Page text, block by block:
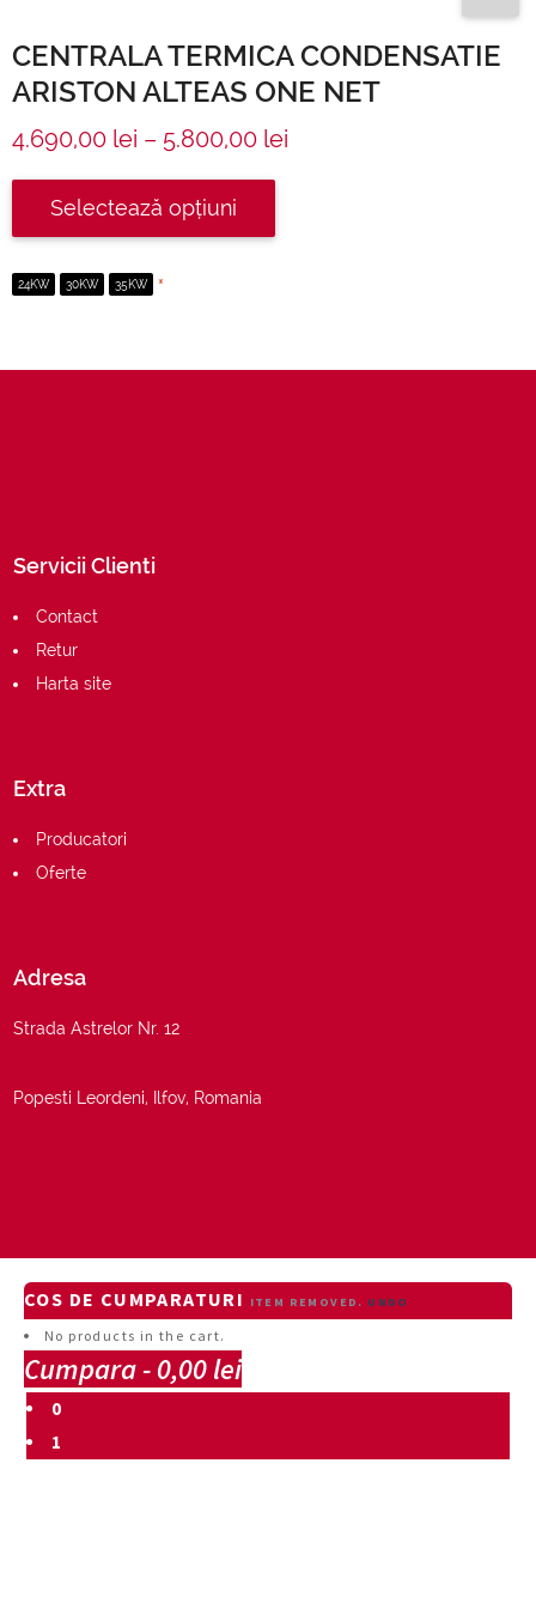
CENTRALA TERMICA CONDENSATIE
ARISTON ALTEAS ONE NET
4.690,00 lei – 5.800,00 lei
Selectează opțiuni
24KW 30KW 35KW *
Servicii Clienti
Contact
Retur
Harta site
Extra
Producatori
Oferte
Adresa
Strada Astrelor Nr. 12
Popesti Leordeni, Ilfov, Romania
COS DE CUMPARATURI ITEM REMOVED. UNDO
No products in the cart.
Cumpara-0,00 lei
0
1